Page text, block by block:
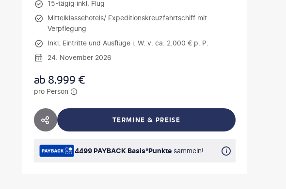
15-tägig inkl. Flug
Mittelklassehotels/ Expeditionskreuzfahrtschiff mit
Verpflegung
Inkl. Eintritte und Ausflüge i. W. v. ca. 2.000 € p. P.
24. November 2026
ab 8.999 €
pro Person
HOTEL TEILEN TERMINE & PREISE
4499 PAYBACK Basis°Punkte sammeln!